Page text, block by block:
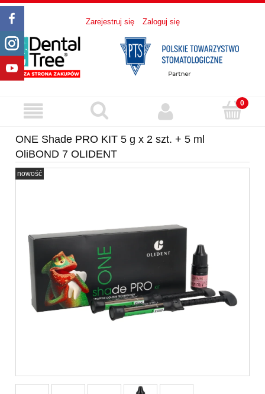
Zarejestruj się Zaloguj się
ONE Shade PRO KIT 5 g x 2 szt. + 5 ml
OliBOND 7 OLIDENT
nowość